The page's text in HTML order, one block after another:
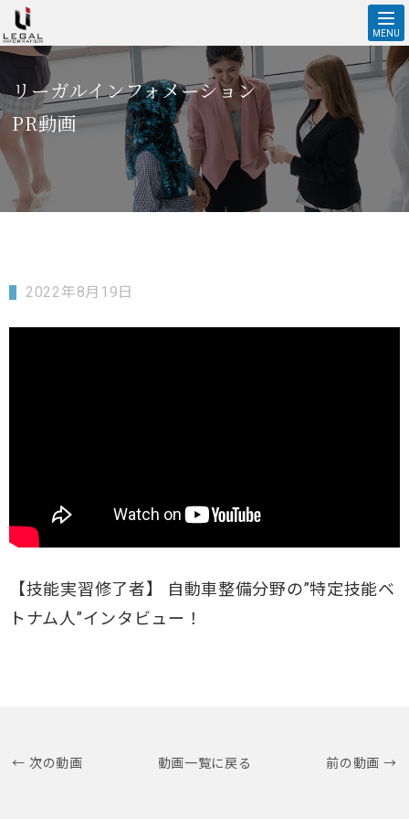
【技能実習修了者】 自動車整備分野の"特定技能ベトナム人"インタ
ビュー！ | 株式会社リーガルインフォメーションオフィシャルホー
ムページ
MENU
リーガルインフォメーション
PR動画
2022年8月19日
【技能実習修了者】 自動車整備分野の”特定技能ベ
トナム人”インタビュー！
← 次の動画 動画一覧に戻る 前の動画 →